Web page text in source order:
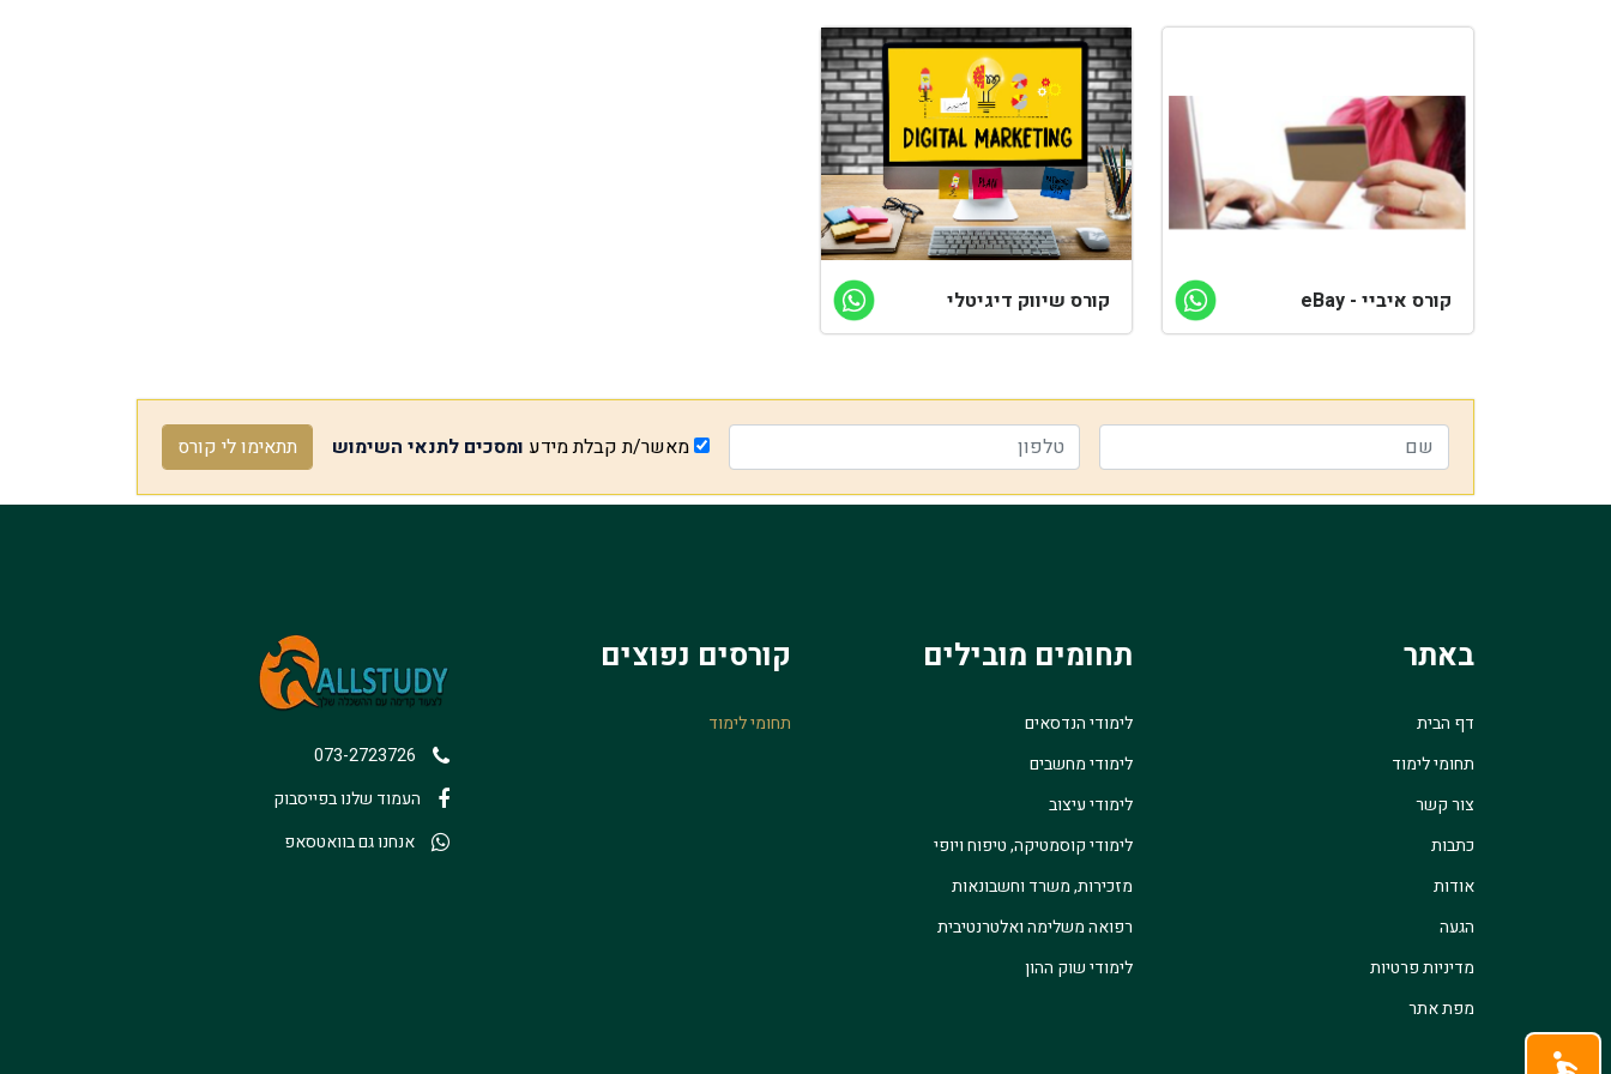
קורס איביי - eBay קורס שיווק דיגיטלי
מאשר/ת קבלת מידע ומסכים לתנאי השימוש תתאימו לי קורס
באתר
דף הבית
תחומי לימוד
צור קשר
כתבות
אודות
הגעה
מדיניות פרטיות
מפת אתר
תחומים מובילים
לימודי הנדסאים
לימודי מחשבים
לימודי עיצוב
לימודי קוסמטיקה, טיפוח ויופי
מזכירות, משרד וחשבונאות
רפואה משלימה ואלטרנטיבית
לימודי שוק ההון
קורסים נפוצים
תחומי לימוד
073-2723726
העמוד שלנו בפייסבוק
אנחנו גם בוואטסאפ